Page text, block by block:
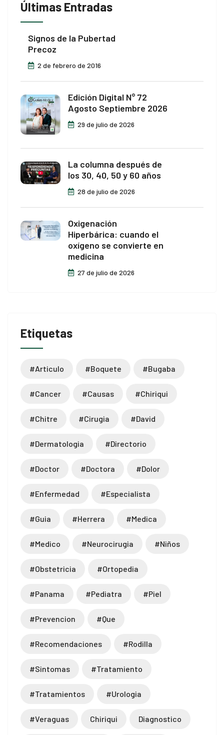
Últimas Entradas
Signos de la Pubertad
Precoz
2 de febrero de 2016
Edición Digital N° 72
Agosto Septiembre 2026
29 de julio de 2026
La columna después de
los 30, 40, 50 y 60 años
28 de julio de 2026
Oxigenación
Hiperbárica: cuando el
oxígeno se convierte en
medicina
27 de julio de 2026
Etiquetas
#articulo #boquete #bugaba
#cancer #causas #chiriqui
#chitre #cirugia #david
#dermatologia #directorio
#doctor #doctora #dolor
#enfermedad #especialista
#guia #herrera #medica
#medico #neurocirugia #niños
#obstetricia #ortopedia
#panama #pediatra #piel
#prevencion #que
#recomendaciones #rodilla
#sintomas #tratamiento
#tratamientos #urologia
#veraguas Chiriqui Diagnostico